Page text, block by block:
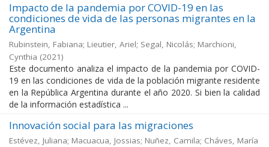
Impacto de la pandemia por COVID-19 en las
condiciones de vida de las personas migrantes en la
Argentina
Rubinstein, Fabiana; Lieutier, Ariel; Segal, Nicolás; Marchioni,
Cynthia (2021)
Este documento analiza el impacto de la pandemia por COVID-
19 en las condiciones de vida de la población migrante residente
en la República Argentina durante el año 2020. Si bien la calidad
de la información estadística ...
Innovación social para las migraciones
Estévez, Juliana; Macuacua, Jossias; Nuñez, Camila; Cháves, María